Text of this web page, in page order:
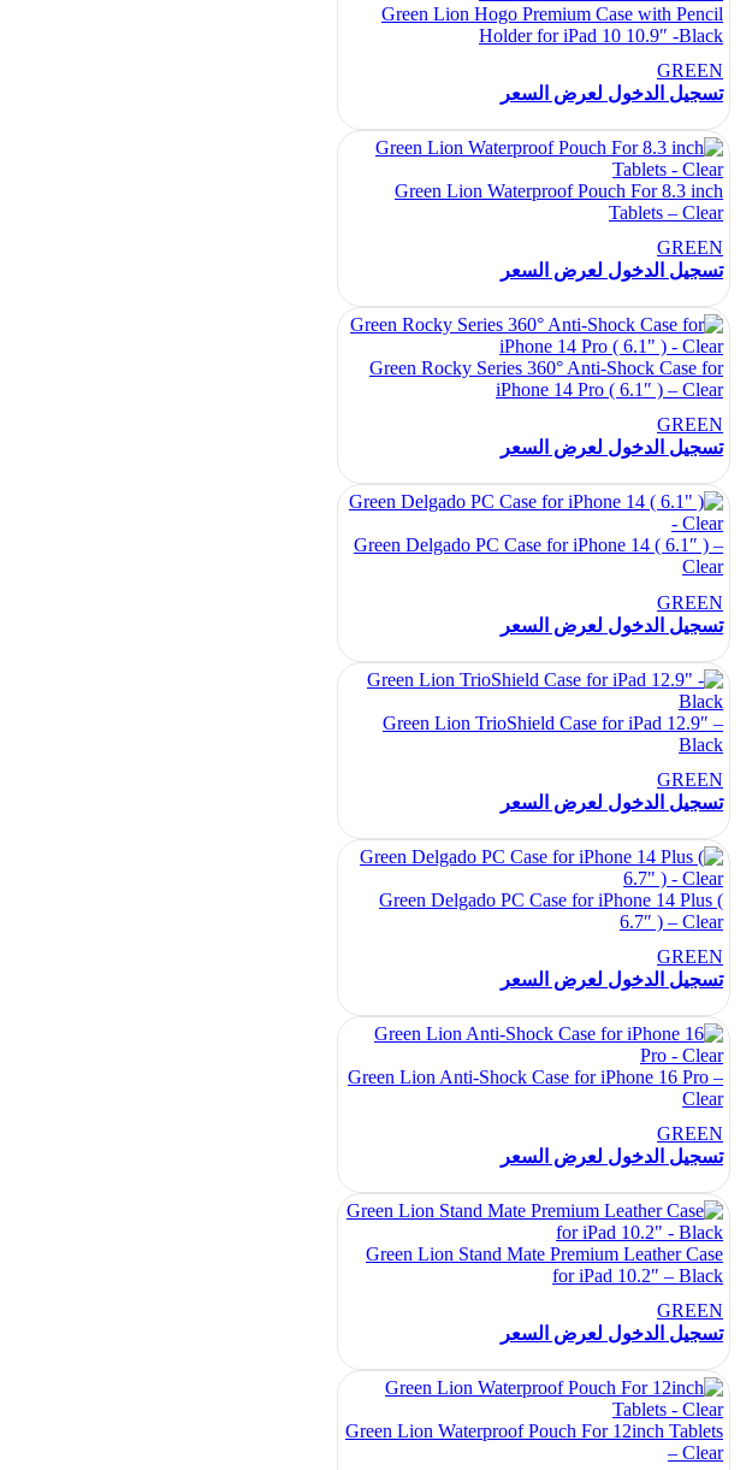
Green Lion Hogo Premium Case with Pencil
Holder for iPad 10 10.9″ -Black
GREEN
تسجيل الدخول لعرض السعر
Green Lion Waterproof Pouch For 8.3 inch
Tablets – Clear
GREEN
تسجيل الدخول لعرض السعر
Green Rocky Series 360° Anti-Shock Case for
iPhone 14 Pro ( 6.1″ ) – Clear
GREEN
تسجيل الدخول لعرض السعر
Green Delgado PC Case for iPhone 14 ( 6.1″ ) –
Clear
GREEN
تسجيل الدخول لعرض السعر
Green Lion TrioShield Case for iPad 12.9″ –
Black
GREEN
تسجيل الدخول لعرض السعر
Green Delgado PC Case for iPhone 14 Plus (
6.7″ ) – Clear
GREEN
تسجيل الدخول لعرض السعر
Green Lion Anti-Shock Case for iPhone 16 Pro –
Clear
GREEN
تسجيل الدخول لعرض السعر
Green Lion Stand Mate Premium Leather Case
for iPad 10.2″ – Black
GREEN
تسجيل الدخول لعرض السعر
Green Lion Waterproof Pouch For 12inch Tablets
– Clear